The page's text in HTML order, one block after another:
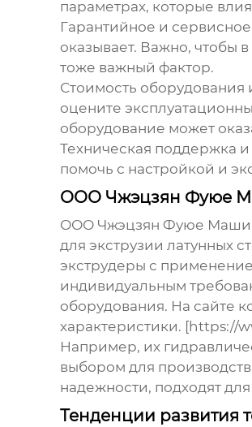
параметрах, которые
Гарантийное и
оказывает. Важно, чтобы
тоже важный фактор.
Стоимость оборудования
оцените
оборудование может
Техническая поддержка и
помочь с настройкой и
ООО Чжэцзян Фуюе
ООО Чжэцзян Фуюе
для экструзии латунных
экструдеры с
индивидуальным
оборудования. На сайте
характеристики. [https://
Например, их
выбором для
надежности, подходят
Тенденции развития